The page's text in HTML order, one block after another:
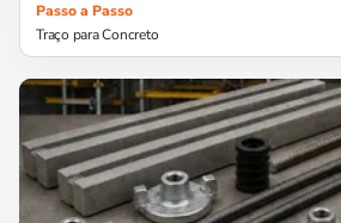
Passo a Passo
Traço para Concreto